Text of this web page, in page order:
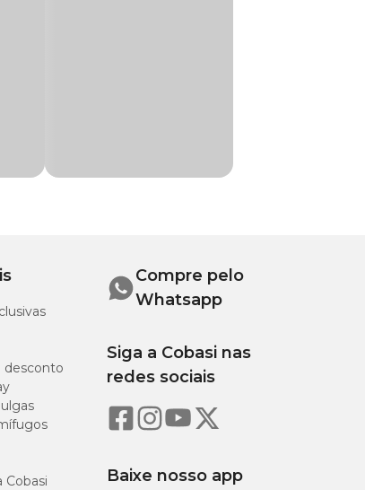
desconto
Cobasi
Compre pelo
Whatsapp
Siga a Cobasi nas
redes sociais
Baixe nosso app